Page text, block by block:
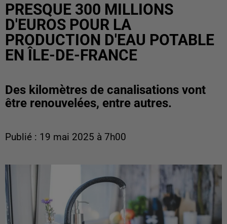
PRESQUE 300 MILLIONS
D'EUROS POUR LA
PRODUCTION D'EAU POTABLE
EN ÎLE-DE-FRANCE
Des kilomètres de canalisations vont
être renouvelées, entre autres.
Publié : 19 mai 2025 à 7h00